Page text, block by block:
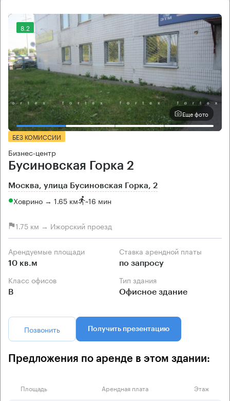
8.2
Еще фото
БЕЗ КОМИССИИ
Бизнес-центр
Бусиновская Горка 2
Москва, улица Бусиновская Горка, 2
Ховрино → 1.65 км ~16 мин
1.75 км → Ижорский проезд
Арендуемые площади
10 кв.м
Ставка арендной платы
по запросу
Класс офисов
B
Тип здания
Офисное здание
Позвонить Получить презентацию
Предложения по аренде в этом здании:
Площадь Арендная плата Этаж